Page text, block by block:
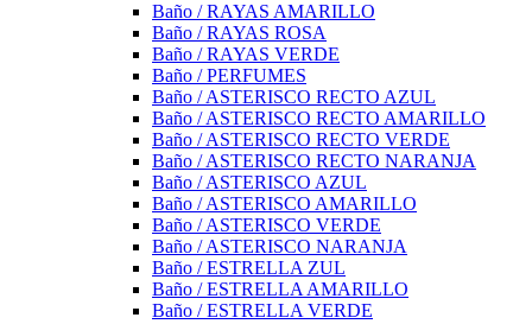
Baño / RAYAS AMARILLO
Baño / RAYAS ROSA
Baño / RAYAS VERDE
Baño / PERFUMES
Baño / ASTERISCO RECTO AZUL
Baño / ASTERISCO RECTO AMARILLO
Baño / ASTERISCO RECTO VERDE
Baño / ASTERISCO RECTO NARANJA
Baño / ASTERISCO AZUL
Baño / ASTERISCO AMARILLO
Baño / ASTERISCO VERDE
Baño / ASTERISCO NARANJA
Baño / ESTRELLA ZUL
Baño / ESTRELLA AMARILLO
Baño / ESTRELLA VERDE